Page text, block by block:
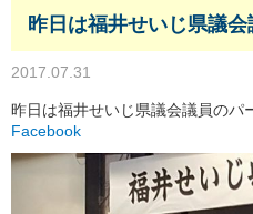
昨日は福井せいじ県議会
2017.07.31
昨日は福井せいじ県議会議員のパ
Facebook